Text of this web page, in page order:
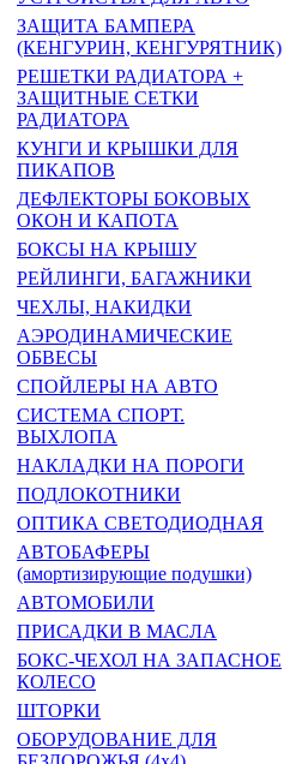
ЗАЩИТА БАМПЕРА
(КЕНГУРИН, КЕНГУРЯТНИК)
РЕШЕТКИ РАДИАТОРА +
ЗАЩИТНЫЕ СЕТКИ
РАДИАТОРА
КУНГИ И КРЫШКИ ДЛЯ
ПИКАПОВ
ДЕФЛЕКТОРЫ БОКОВЫХ
ОКОН И КАПОТА
БОКСЫ НА КРЫШУ
РЕЙЛИНГИ, БАГАЖНИКИ
ЧЕХЛЫ, НАКИДКИ
АЭРОДИНАМИЧЕСКИЕ
ОБВЕСЫ
СПОЙЛЕРЫ НА АВТО
СИСТЕМА СПОРТ.
ВЫХЛОПА
НАКЛАДКИ НА ПОРОГИ
ПОДЛОКОТНИКИ
ОПТИКА СВЕТОДИОДНАЯ
АВТОБАФЕРЫ
(амортизирующие подушки)
АВТОМОБИЛИ
ПРИСАДКИ В МАСЛА
БОКС-ЧЕХОЛ НА ЗАПАСНОЕ
КОЛЕСО
ШТОРКИ
ОБОРУДОВАНИЕ ДЛЯ